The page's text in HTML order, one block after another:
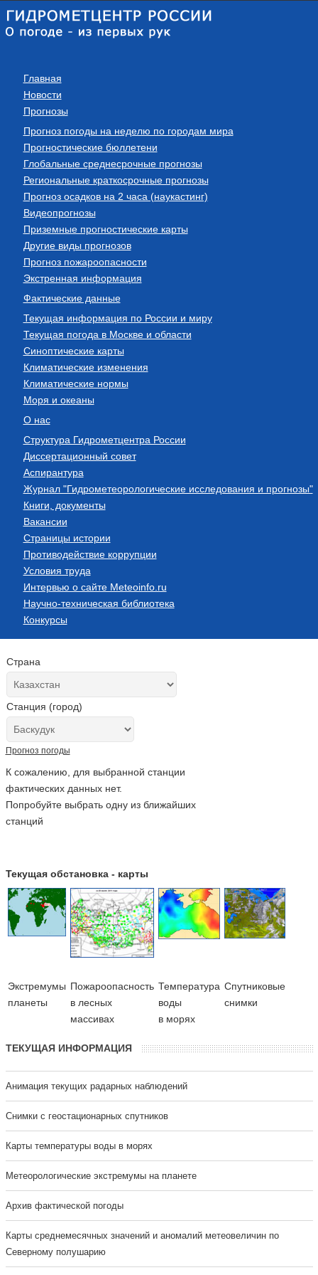
Главная
Новости
Прогнозы
Прогноз погоды на неделю по городам мира
Прогностические бюллетени
Глобальные среднесрочные прогнозы
Региональные краткосрочные прогнозы
Прогноз осадков на 2 часа (наукастинг)
Видеопрогнозы
Приземные прогностические карты
Другие виды прогнозов
Прогноз пожароопасности
Экстренная информация
Фактические данные
Текущая информация по России и миру
Текущая погода в Москве и области
Синоптические карты
Климатические изменения
Климатические нормы
Моря и океаны
О нас
Структура Гидрометцентра России
Диссертационный совет
Аспирантура
Журнал "Гидрометеорологические исследования и прогнозы"
Книги, документы
Вакансии
Страницы истории
Противодействие коррупции
Условия труда
Интервью о сайте Meteoinfo.ru
Научно-техническая библиотека
Конкурсы
Страна
Станция (город)
Прогноз погоды
К сожалению, для выбранной станции
фактических данных нет.
Попробуйте выбрать одну из ближайших
станций
Текущая обстановка - карты
Экстремумы
планеты
Пожароопасность
в лесных
массивах
Температура
воды
в морях
Cпутниковые
снимки
ТЕКУЩАЯ ИНФОРМАЦИЯ
Анимация текущих радарных наблюдений
Cнимки с геостационарных спутников
Карты температуры воды в морях
Метеорологические экстремумы на планете
Архив фактической погоды
Карты среднемесячных значений и аномалий метеовеличин по
Северному полушарию